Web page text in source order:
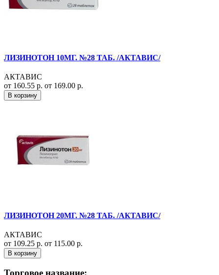
ЛИЗИНОТОН 10МГ. №28 ТАБ. /АКТАВИС/
АКТАВИС
от 160.55 р. от 169.00 р.
В корзину
ЛИЗИНОТОН 20МГ. №28 ТАБ. /АКТАВИС/
АКТАВИС
от 109.25 р. от 115.00 р.
В корзину
Торговое название: